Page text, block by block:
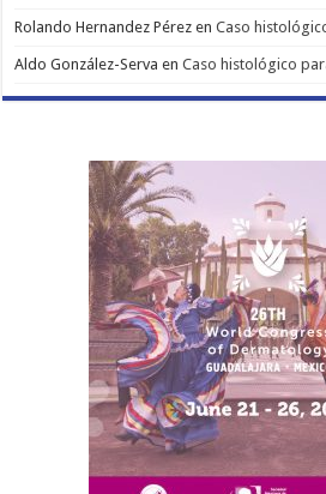
Rolando Hernandez Pérez enCaso
Aldo González-Serva enCaso histológico